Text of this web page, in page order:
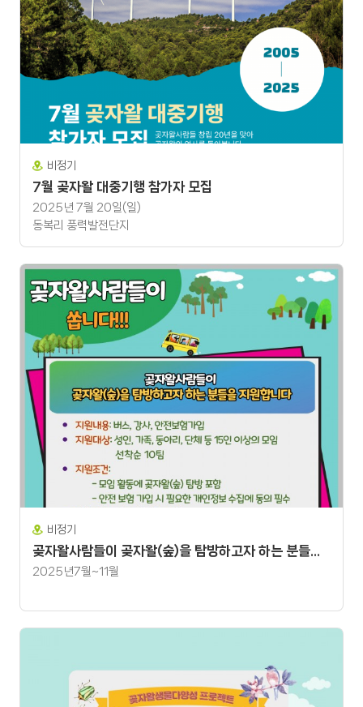
비정기
7월 곶자왈 대중기행 참가자 모집
2025년 7월 20일(일)
동복리 풍력발전단지
비정기
곶자왈사람들이 곶자왈(숲)을 탐방하고자 하는 분들을 지원합니다!!!
2025년7월~11월